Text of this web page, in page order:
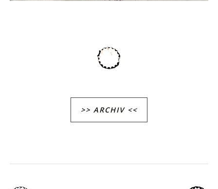
>> ARCHIV <<